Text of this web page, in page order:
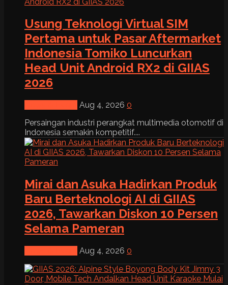
Usung Teknologi Virtual SIM
Pertama untuk Pasar Aftermarket
Indonesia Tomiko Luncurkan
Head Unit Android RX2 di GIIAS
2026
Aug 4, 2026 0
Persaingan industri perangkat multimedia otomotif di
Indonesia semakin kompetitif....
Mirai dan Asuka Hadirkan Produk
Baru Berteknologi AI di GIIAS
2026, Tawarkan Diskon 10 Persen
Selama Pameran
Aug 4, 2026 0